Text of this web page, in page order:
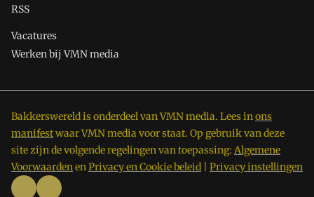
RSS
Vacatures
Werken bij VMN media
Bakkerswereld is onderdeel van VMN media. Lees inons
manifestwaar VMN media voor staat. Op gebruik van deze
site zijn de volgende regelingen van toepassing: Algemene
VoorwaardenenPrivacy en Cookie beleid Privacy instellingen